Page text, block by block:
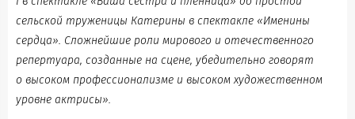
сельской труженицы Катерины в спектакле «Именины
сердца». Сложнейшие роли мирового и отечественного
репертуара, созданные на сцене, убедительно говорят
о высоком профессионализме и высоком художественном
уровне актрисы».